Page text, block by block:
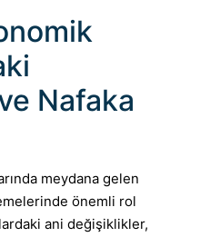
Nafaka
meydana gelen
önemli rol
ani değişiklikler,